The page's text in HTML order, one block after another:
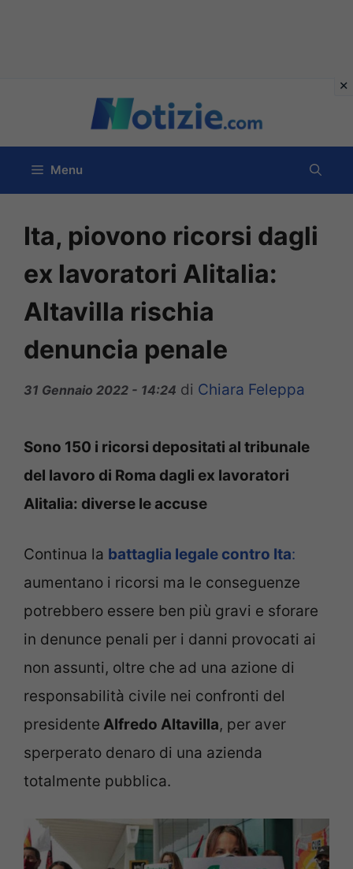
contenuto
Menu
Ita, piovono ricorsi dagli
ex lavoratori Alitalia:
Altavilla rischia
denuncia penale
31 Gennaio 2022 - 14:24 di Chiara Feleppa
Sono 150 i ricorsi depositati al tribunale
del lavoro di Roma dagli ex lavoratori
Alitalia: diverse le accuse
Continua la battaglia legale contro Ita:
aumentano i ricorsi ma le conseguenze
potrebbero essere ben più gravi e sforare
in denunce penali per i danni provocati ai
non assunti, oltre che ad una azione di
responsabilità civile nei confronti del
presidente Alfredo Altavilla, per aver
sperperato denaro di una azienda
totalmente pubblica.